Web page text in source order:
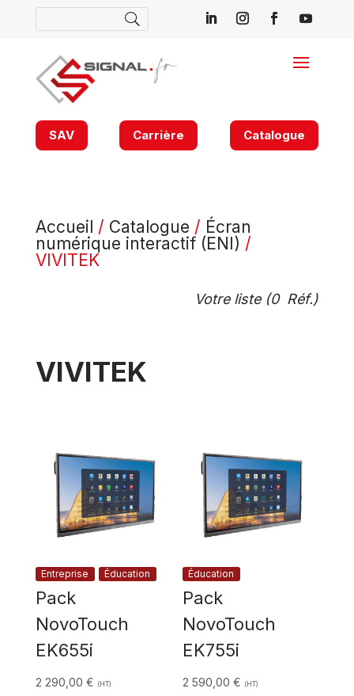
SAV Carrière Catalogue
Accueil / Catalogue / Écran
numérique interactif (ENI) /
VIVITEK
Votre liste (0 Réf.)
VIVITEK
Entreprise Éducation
Pack
NovoTouch
EK655i
2 290,00 € (HT)
Éducation
Pack
NovoTouch
EK755i
2 590,00€ (HT)